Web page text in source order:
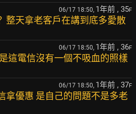
06/17 18:50, 1年前 , 35F
整天拿老客戶在講到底多愛散
06/17 18:50, 1年前 , 36F
這電信沒有一個不吸血的照樣
06/17 18:50, 1年前 , 37F
拿優惠 是自己的問題不是多老